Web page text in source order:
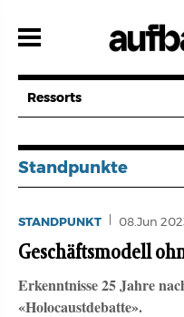
zum
Ressorts
Standpunkte
STANDPUNKT 08.Jun
Geschäftsmodell
Erkenntnisse 25 Jahre
«Holocaustdebatte».